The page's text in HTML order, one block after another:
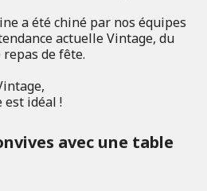
a été chiné par nos équipes
actuelle Vintage, du
de fête.
est idéal !
avec une table